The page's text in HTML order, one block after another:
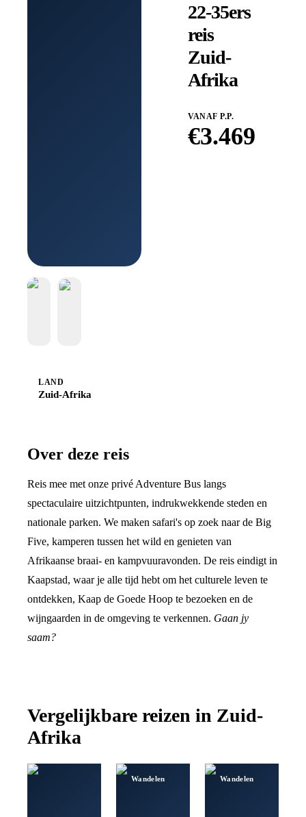
22-35ers
reis
Zuid-
Afrika
VANAF P.P.
€3.469
LAND
Zuid-Afrika
Over deze reis
Reis mee met onze privé Adventure Bus langs
spectaculaire uitzichtpunten, indrukwekkende steden en
nationale parken. We maken safari's op zoek naar de Big
Five, kamperen tussen het wild en genieten van
Afrikaanse braai- en kampvuuravonden. De reis eindigt in
Kaapstad, waar je alle tijd hebt om het culturele leven te
ontdekken, Kaap de Goede Hoop te bezoeken en de
wijngaarden in de omgeving te verkennen. Gaan jy
saam?
Vergelijkbare reizen in Zuid-
Afrika
Wandelen Wandelen